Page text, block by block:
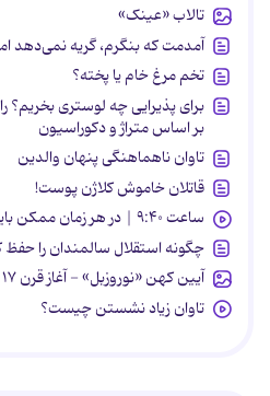
تالاب «عینک»
آمدمت که بنگرم، گریه نمی‌دهد
تخم مرغ خام یا پخته؟
برای پذیرایی چه لوستری بخریم؟
بر اساس متراژ و دکوراسیون
تاوان ناهماهنگی پنهان والدین
قاتلان خاموش کلاژن پوست!
ساعت ۹:۴۰ | در هر زمان ممکن باید انتقامشان را پس بدهند
چگونه استقلال سالمندان را حفظ
آیین کهن «نوروزبل» - آغاز قرن ۱۷ دیلمی
تاوان زیاد نشستن چیست؟